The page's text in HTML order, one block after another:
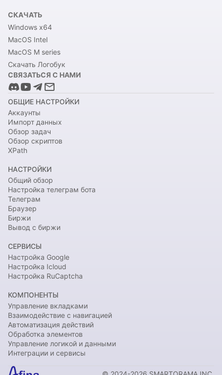
СКАЧАТЬ
Windows x64
MacOS Intel
MacOS M series
Скачать Логобук
СВЯЗАТЬСЯ С НАМИ
ОБЩИЕ НАСТРОЙКИ
Аккаунты
Импорт данных
Обзор задач
Обзор скриптов
XPath
НАСТРОЙКИ
Общий обзор
Настройка телеграм бота
Телеграм
Браузер
Биржи
Вывод с биржи
СЕРВИСЫ
Настройка Google
Настройка Icloud
Настройка RuCaptcha
КОМПОНЕНТЫ
Управление вкладками
Взаимодействие с навигацией
Автоматизация действий
Обработка элементов
Управление логикой и данными
Интеграции и сервисы